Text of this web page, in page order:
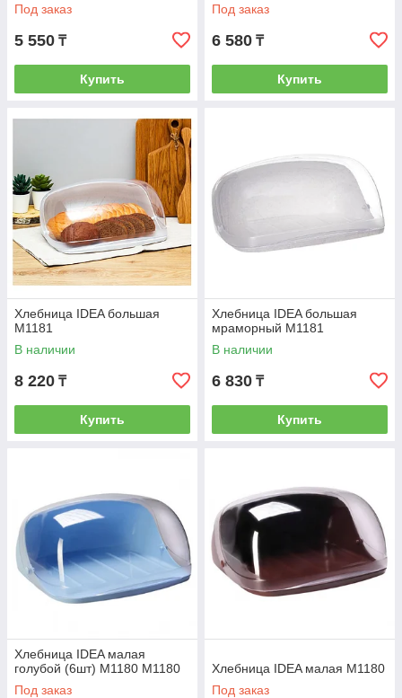
Под заказ
5 550 ₸
Купить
Под заказ
6 580 ₸
Купить
Хлебница IDEA большая
М1181
В наличии
8 220 ₸
Купить
Хлебница IDEA большая
мраморный М1181
В наличии
6 830 ₸
Купить
Хлебница IDEA малая
голубой (6шт) М1180 М1180
Под заказ
Хлебница IDEA малая М1180
Под заказ